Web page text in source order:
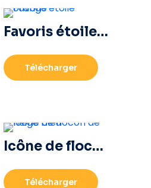
Favoris étoile orange
Télécharger
Icône de flocon de neige bleu
Télécharger